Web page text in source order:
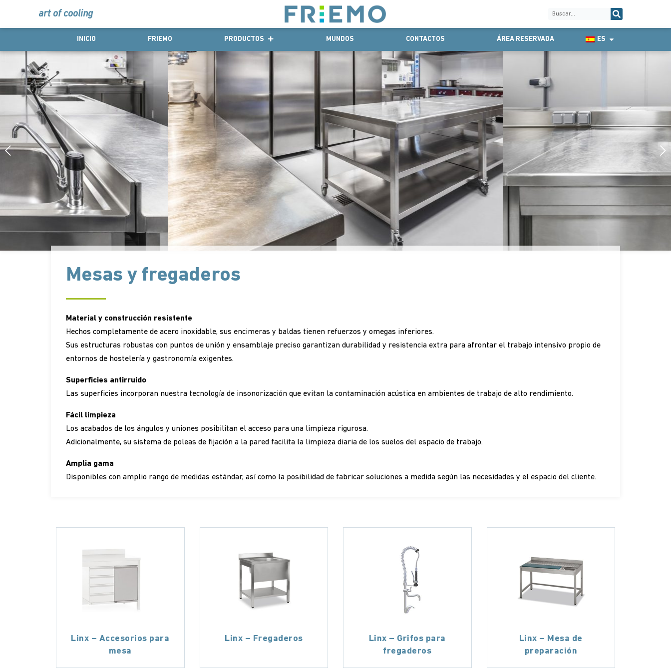
art of cooling
INICIO FRIEMO PRODUCTOS MUNDOS CONTACTOS ÁREA RESERVADA ES
Mesas y fregaderos
Material y construcción resistente
Hechos completamente de acero inoxidable, sus encimeras y baldas tienen refuerzos y omegas inferiores.
Sus estructuras robustas con puntos de unión y ensamblaje preciso garantizan durabilidad y resistencia extra para afrontar el trabajo intensivo propio de
entornos de hostelería y gastronomía exigentes.
Superficies antirruido
Las superficies incorporan nuestra tecnología de insonorización que evitan la contaminación acústica en ambientes de trabajo de alto rendimiento.
Fácil limpieza
Los acabados de los ángulos y uniones posibilitan el acceso para una limpieza rigurosa.
Adicionalmente, su sistema de poleas de fijación a la pared facilita la limpieza diaria de los suelos del espacio de trabajo.
Amplia gama
Disponibles con amplio rango de medidas estándar, así como la posibilidad de fabricar soluciones a medida según las necesidades y el espacio del cliente.
Linx – Accesorios para
mesa
Linx – Fregaderos
Linx – Grifos para
fregaderos
Linx – Mesa de
preparación